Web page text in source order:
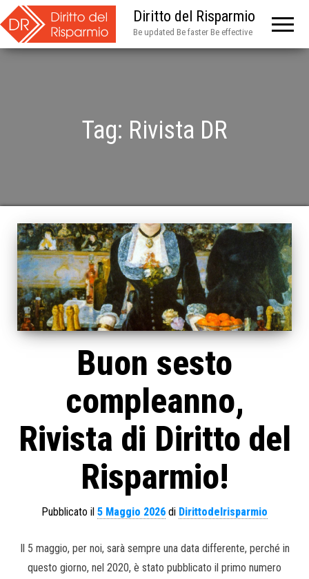
Diritto del Risparmio
Be updated Be faster Be effective
Tag: Rivista DR
Buon sesto
compleanno,
Rivista di Diritto del
Risparmio!
Pubblicato il 5 Maggio 2026 di Dirittodelrisparmio
Il 5 maggio, per noi, sarà sempre una data differente, perché in
questo giorno, nel 2020, è stato pubblicato il primo numero